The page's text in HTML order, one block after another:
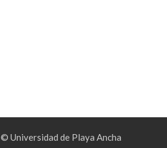
© Universidad de Playa Ancha